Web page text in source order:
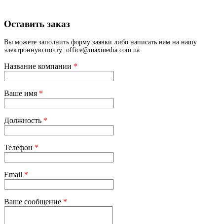
Оставить заказ
Вы можете заполнить форму заявки либо написать нам на нашу
электронную почту: office@maxmedia.com.ua
Название компании *
Ваше имя *
Должность *
Телефон *
Email *
Ваше сообщение *